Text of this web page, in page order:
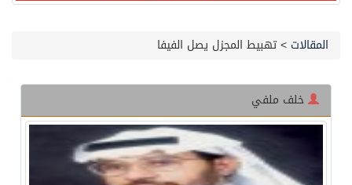
مصدر مسؤول بالهيئة العامة للنقل: سلامة جميع أفراد طاقم سفينة (ENCELIA) وتم اتخاذ الإجراءات اللازمة لتأمينها
وزارة الموارد البشرية والتنمية الاجتماعية تمدد مهلة تصحيح أوضاع رخص العمل حتى نهاية العام الحالي
المقالات >تهبيط المجزل يصل الفيفا
خلف ملفي